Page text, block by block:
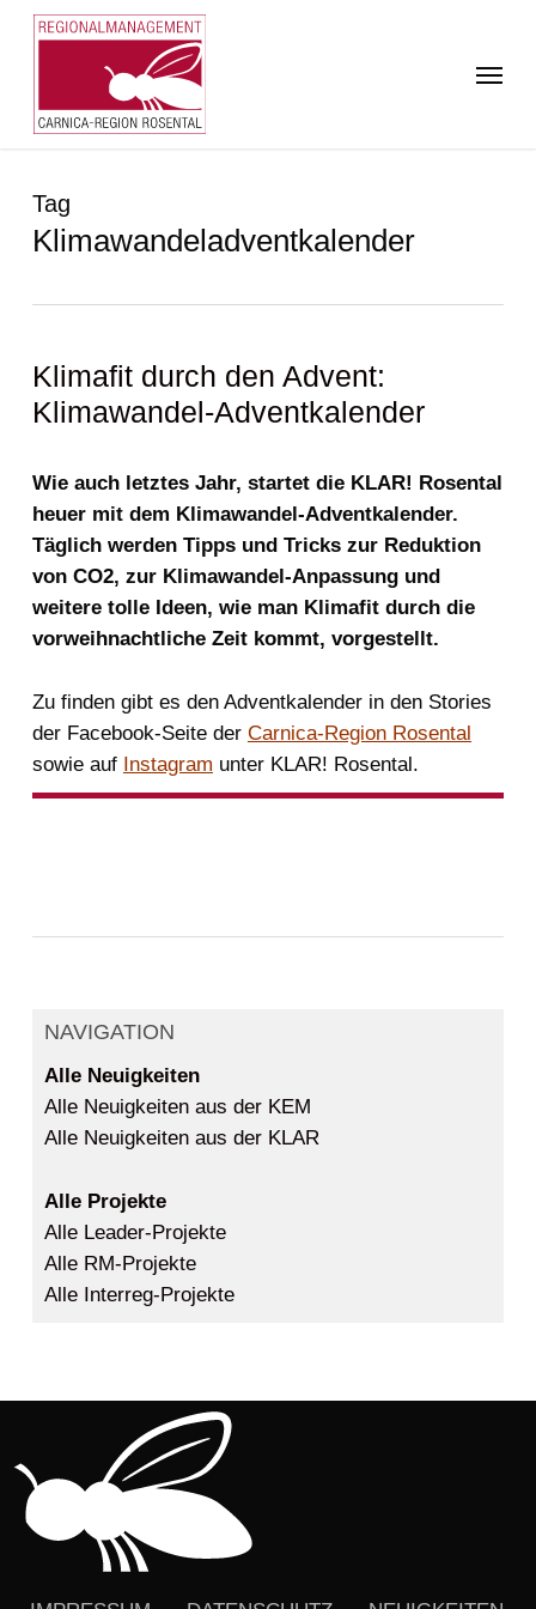
Skip
content
Menu
Tag
Klimawandeladventkalender
Klimafit durch den Advent:
Klimawandel-Adventkalender
Wie auch letztes Jahr, startet die KLAR! Rosental
heuer mit dem Klimawandel-Adventkalender.
Täglich werden Tipps und Tricks zur Reduktion
von CO2, zur Klimawandel-Anpassung und
weitere tolle Ideen, wie man Klimafit durch die
vorweihnachtliche Zeit kommt, vorgestellt.
Zu finden gibt es den Adventkalender in den Stories
der Facebook-Seite der Carnica-Region Rosental
sowie auf Instagram unter KLAR! Rosental.
NAVIGATION
Alle Neuigkeiten
Alle Neuigkeiten aus der KEM
Alle Neuigkeiten aus der KLAR
Alle Projekte
Alle Leader-Projekte
Alle RM-Projekte
Alle Interreg-Projekte